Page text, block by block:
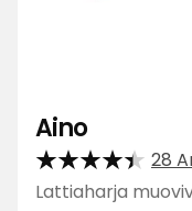
Aino
28
Lattiaharja